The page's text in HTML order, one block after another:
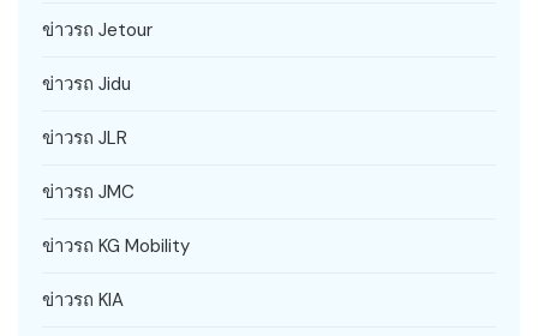
ข่าวรถ Jetour
ข่าวรถ Jidu
ข่าวรถ JLR
ข่าวรถ JMC
ข่าวรถ KG Mobility
ข่าวรถ KIA